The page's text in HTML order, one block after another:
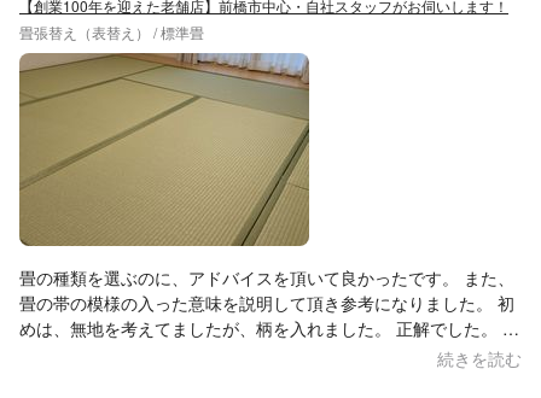
【創業100年を迎えた老舗店】前橋市中心・自社スタッフがお伺いします！
畳張替え（表替え） / 標準畳
畳の種類を選ぶのに、アドバイスを頂いて良かったです。 また、
畳の帯の模様の入った意味を説明して頂き参考になりました。 初
めは、無地を考えてましたが、柄を入れました。 正解でした。 親
切、丁寧にして頂き有難うございました。 短期間で今日完了で、
続きを読む